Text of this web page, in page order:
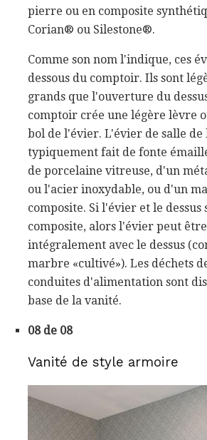
pierre ou en composite
Corian® ou Silestone®.
Comme son nom l'indique, ces
dessous du comptoir. Ils sont
grands que l'ouverture du
comptoir crée une légère lèvre
bol de l'évier. L'évier de salle
typiquement fait de fonte
de porcelaine vitreuse, d'un
ou l'acier inoxydable, ou d'un
composite. Si l'évier et le dessus
composite, alors l'évier peut
intégralement avec le dessus
marbre «cultivé»). Les déchets
conduites d'alimentation sont
base de la vanité.
08 de 08
Vanité de style armoire